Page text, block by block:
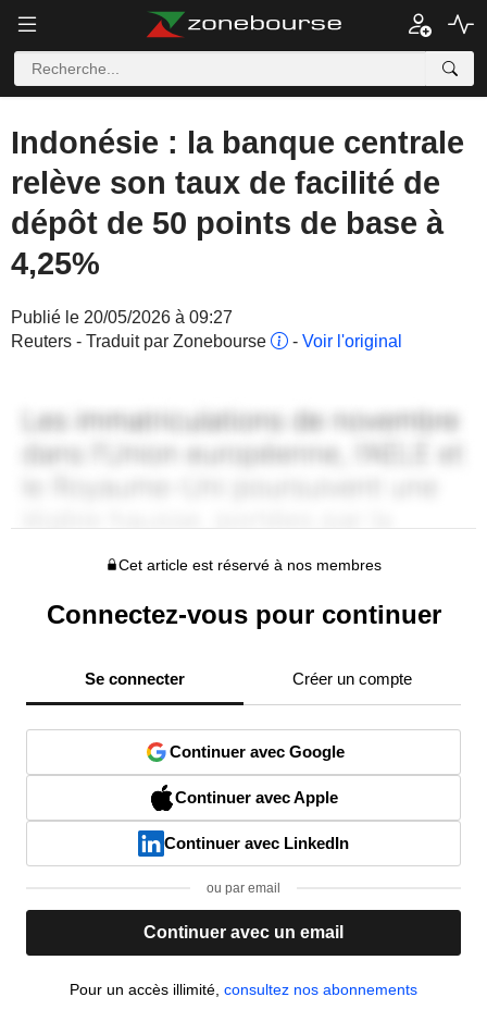
Indonésie : la banque centrale
relève son taux de facilité de
dépôt de 50 points de base à
4,25%
Publié le 20/05/2026 à 09:27
Reuters - Traduit par Zonebourse
- Voir l'original
Cet article est réservé à nos membres
Connectez-vous pour continuer
Se connecter Créer un compte
Continuer avec Google
Continuer avec Apple
Continuer avec LinkedIn
ou par email
Continuer avec un email
Pour un accès illimité, consultez nos abonnements